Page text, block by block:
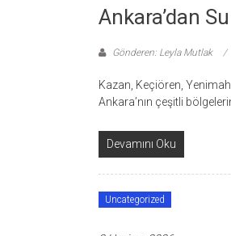
Ankara’dan
Gönderen: Leyla Mutlak
Kazan, Keçiören,
Ankara’nın çeşitli
Devamını Oku
Uncategorized